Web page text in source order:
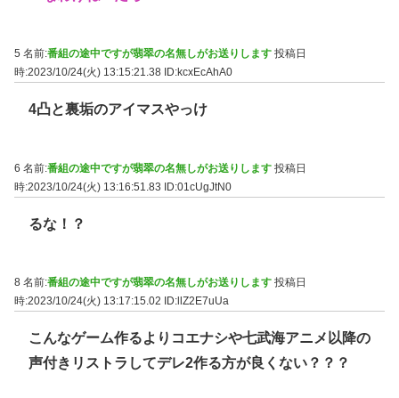
5 名前:番組の途中ですが翡翠の名無しがお送りします 投稿日
時:2023/10/24(火) 13:15:21.38 ID:kcxEcAhA0
4凸と裏垢のアイマスやっけ
6 名前:番組の途中ですが翡翠の名無しがお送りします 投稿日
時:2023/10/24(火) 13:16:51.83 ID:01cUgJtN0
るな！？
8 名前:番組の途中ですが翡翠の名無しがお送りします 投稿日
時:2023/10/24(火) 13:17:15.02
ID:llZ2E7uUa
こんなゲーム作るよりコエナシや七武海アニメ以降の
声付きリストラしてデレ2作る方が良くない？？？